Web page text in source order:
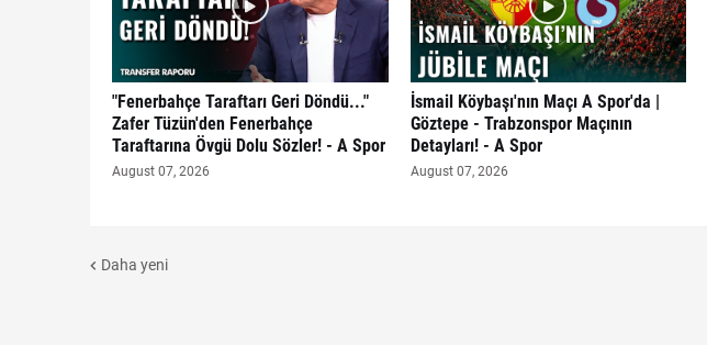
"Fenerbahçe Taraftarı Geri Döndü..."
Zafer Tüzün'den Fenerbahçe
Taraftarına Övgü Dolu Sözler! - A Spor
August 07, 2026
İsmail Köybaşı'nın Maçı A Spor'da |
Göztepe - Trabzonspor Maçının
Detayları! - A Spor
August 07, 2026
Daha yeni